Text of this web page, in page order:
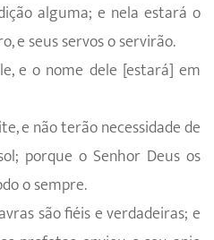
alguma; e nela estará o
e seus servos o servirão.
e o nome dele [estará] em
e não terão necessidade de
porque o Senhor Deus os
o sempre.
são fiéis e verdadeiras; e